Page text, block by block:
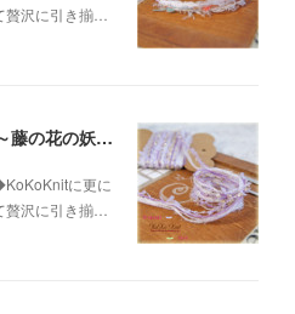
沢に引き揃…
§koko§ 引き揃え糸カード ～藤の花の妖精～
に更に
沢に引き揃…